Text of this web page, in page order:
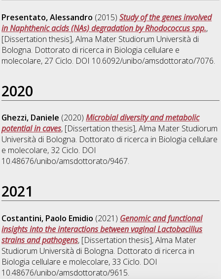
Presentato, Alessandro (2015)Study of the genes involved
in Naphthenic acids (NAs) degradation by Rhodococcus spp.,
[Dissertation thesis], Alma Mater Studiorum Università di
Bologna. Dottorato di ricerca in Biologia cellulare e
molecolare, 27 Ciclo. DOI 10.6092/unibo/amsdottorato/7076.
2020
Ghezzi, Daniele (2020)Microbial diversity and metabolic
potential in caves, [Dissertation thesis], Alma Mater Studiorum
Università di Bologna. Dottorato di ricerca in Biologia cellulare
e molecolare, 32 Ciclo. DOI
10.48676/unibo/amsdottorato/9467.
2021
Costantini, Paolo Emidio (2021) Genomic and functional
insights into the interactions between vaginal Lactobacillus
strains and pathogens, [Dissertation thesis], Alma Mater
Studiorum Università di Bologna. Dottorato di ricerca in
Biologia cellulare e molecolare, 33 Ciclo. DOI
10.48676/unibo/amsdottorato/9615.